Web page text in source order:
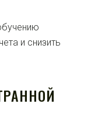
и снизить